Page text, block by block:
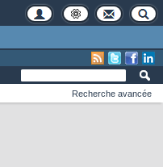
Recherche avancée